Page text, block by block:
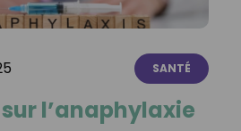
SANTÉ
l’anaphylaxie